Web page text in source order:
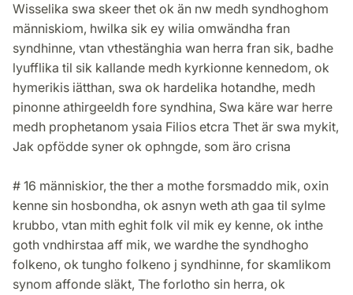
Wisselika swa skeer thet ok än nw medh syndhoghom
människiom, hwilka sik ey wilia omwändha fran
syndhinne, vtan vthestänghia wan herra fran sik, badhe
lyufflika til sik kallande medh kyrkionne kennedom, ok
hymerikis iätthan, swa ok hardelika hotandhe, medh
pinonne athirgeeldh fore syndhina, Swa käre war herre
medh prophetanom ysaia Filios etcra Thet är swa mykit,
Jak opfödde syner ok ophngde, som äro crisna
# 16 människior, the ther a mothe forsmaddo mik, oxin
kenne sin hosbondha, ok asnyn weth ath gaa til sylme
krubbo, vtan mith eghit folk vil mik ey kenne, ok inthe
goth vndhirstaa aff mik, we wardhe the syndhogho
folkeno, ok tungho folkeno j syndhinne, for skamlikom
synom affonde släkt, The forlotho sin herra, ok